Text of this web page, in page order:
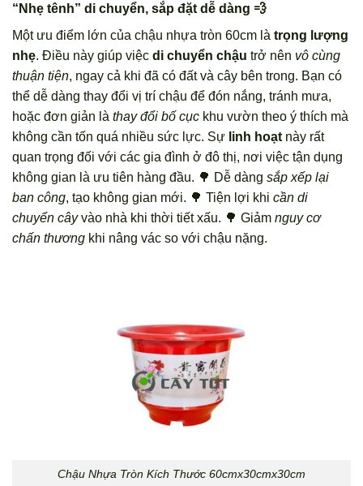
“Nhẹ tênh” di chuyển, sắp đặt dễ dàng 💨
Một ưu điểm lớn của chậu nhựa tròn 60cm là trọng lượng
nhẹ. Điều này giúp việc di chuyển chậu trở nên vô cùng
thuận tiện, ngay cả khi đã có đất và cây bên trong. Bạn có
thể dễ dàng thay đổi vị trí chậu để đón nắng, tránh mưa,
hoặc đơn giản là thay đổi bố cục khu vườn theo ý thích mà
không cần tốn quá nhiều sức lực. Sự linh hoạt này rất
quan trọng đối với các gia đình ở đô thị, nơi việc tận dụng
không gian là ưu tiên hàng đầu. 🌳 Dễ dàng sắp xếp lại
ban công, tạo không gian mới. 🌳 Tiện lợi khi cần di
chuyển câyvào nhà khi thời tiết xấu. 🌳 Giảm nguy cơ
chấn thương khi nâng vác so với chậu nặng.
Chậu Nhựa Tròn Kích Thước 60cmx30cmx30cm